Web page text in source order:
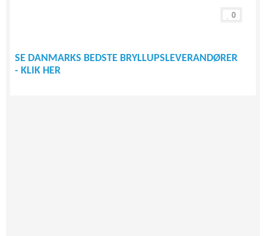
0
SE DANMARKS BEDSTE BRYLLUPSLEVERANDØRER
- KLIK HER